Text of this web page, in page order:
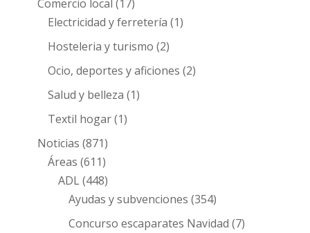
Comercio local (17)
Electricidad y ferretería (1)
Hosteleria y turismo (2)
Ocio, deportes y aficiones (2)
Salud y belleza (1)
Textil hogar(1)
Noticias (871)
Áreas (611)
ADL(448)
Ayudas y subvenciones (354)
Concurso escaparates Navidad (7)